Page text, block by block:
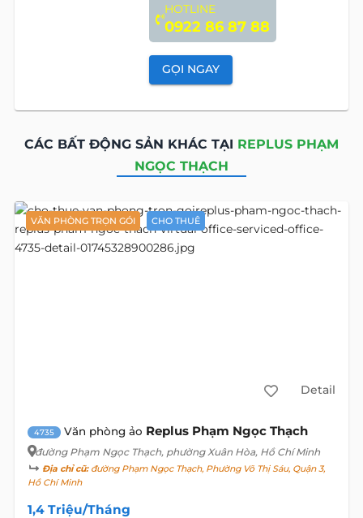
HOTLINE
0922 86 87 88
GỌI NGAY
CÁC BẤT ĐỘNG SẢN KHÁC TẠI REPLUS PHẠM
NGỌC THẠCH
VĂN PHÒNG TRỌN GÓI CHO THUÊ
Detail
4735 Văn phòng ảo Replus Phạm Ngọc Thạch
đường Phạm Ngọc Thạch, phường Xuân Hòa, Hồ Chí Minh
Địa chỉ cũ:đường Phạm Ngọc Thạch, Phường Võ Thị Sáu, Quận 3,
Hồ Chí Minh
1,4 Triệu/Tháng